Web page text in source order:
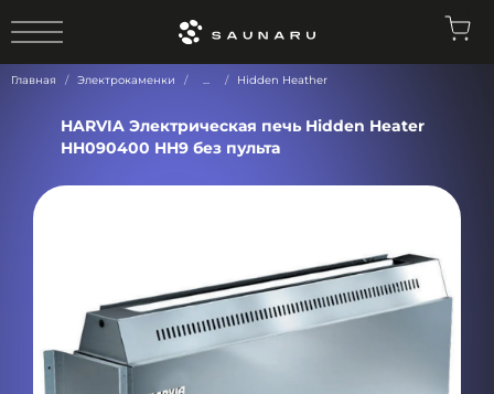
Главная Электрокаменки ... Hidden Heather
HARVIA Электрическая печь Hidden Heater
HH090400 HH9 без пульта